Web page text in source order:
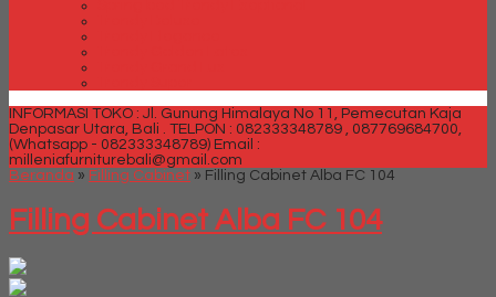
INFORMASI TOKO : Jl. Gunung Himalaya No 11, Pemecutan Kaja
Denpasar Utara, Bali . TELPON : 082333348789 , 087769684700,
(Whatsapp - 082333348789) Email :
milleniafurniturebali@gmail.com
Beranda » Filling Cabinet » Filling Cabinet Alba FC 104
Filling Cabinet Alba FC 104